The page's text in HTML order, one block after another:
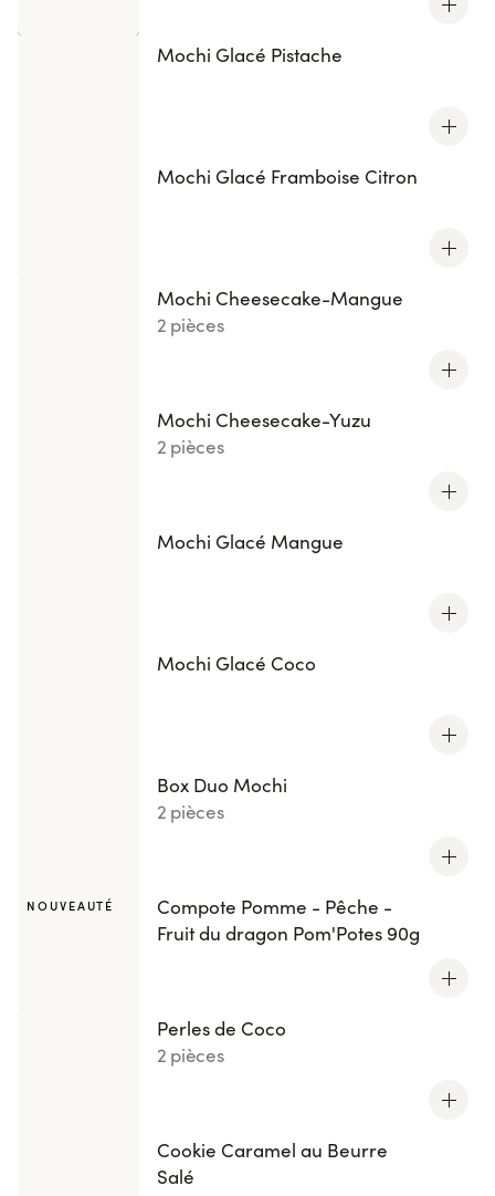
Mochi Glacé Pistache
Mochi Glacé Framboise Citron
Mochi Cheesecake-Mangue
2 pièces
Mochi Cheesecake-Yuzu
2 pièces
Mochi Glacé Mangue
Mochi Glacé Coco
Box Duo Mochi
2 pièces
NOUVEAUTÉ
Compote Pomme - Pêche -
Fruit du dragon Pom'Potes 90g
Perles de Coco
2 pièces
Cookie Caramel au Beurre
Salé